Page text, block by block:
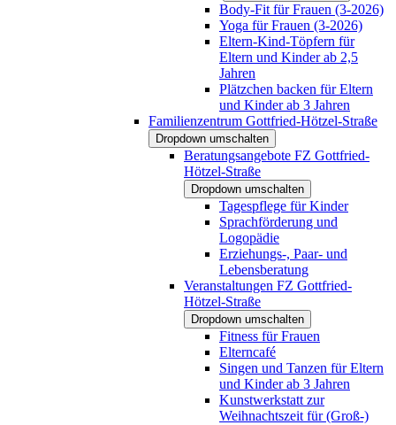
Body-Fit für Frauen (3-2026)
Yoga für Frauen (3-2026)
Eltern-Kind-Töpfern für
Eltern und Kinder ab 2,5
Jahren
Plätzchen backen für Eltern
und Kinder ab 3 Jahren
Familienzentrum Gottfried-Hötzel-Straße
Dropdown umschalten
Beratungsangebote FZ Gottfried-
Hötzel-Straße
Dropdown umschalten
Tagespflege für Kinder
Sprachförderung und
Logopädie
Erziehungs-, Paar- und
Lebensberatung
Veranstaltungen FZ Gottfried-
Hötzel-Straße
Dropdown umschalten
Fitness für Frauen
Elterncafé
Singen und Tanzen für Eltern
und Kinder ab 3 Jahren
Kunstwerkstatt zur
Weihnachtszeit für (Groß-)